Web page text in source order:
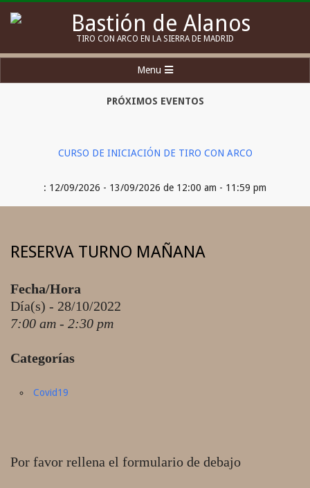
Bastión
de
Alanos
TIRO CON ARCO EN LA SIERRA DE MADRID
Navigation
Menu
PRÓXIMOS EVENTOS
CURSO DE INICIACIÓN DE TIRO CON ARCO
: 12/09/2026 - 13/09/2026 de 12:00 am - 11:59 pm
RESERVA TURNO MAÑANA
Fecha/Hora
Día(s) - 28/10/2022
7:00 am - 2:30 pm
Categorías
Covid19
Por favor rellena el formulario de debajo